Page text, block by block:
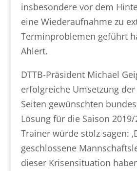
insbesondere vor dem
eine Wiederaufnahme zu
Terminproblemen geführt
Ahlert.
DTTB-Präsident Michael
erfolgreiche Umsetzung
Seiten gewünschten
Lösung für die Saison 2019/
Trainer würde stolz sagen:
geschlossene
dieser Krisensituation